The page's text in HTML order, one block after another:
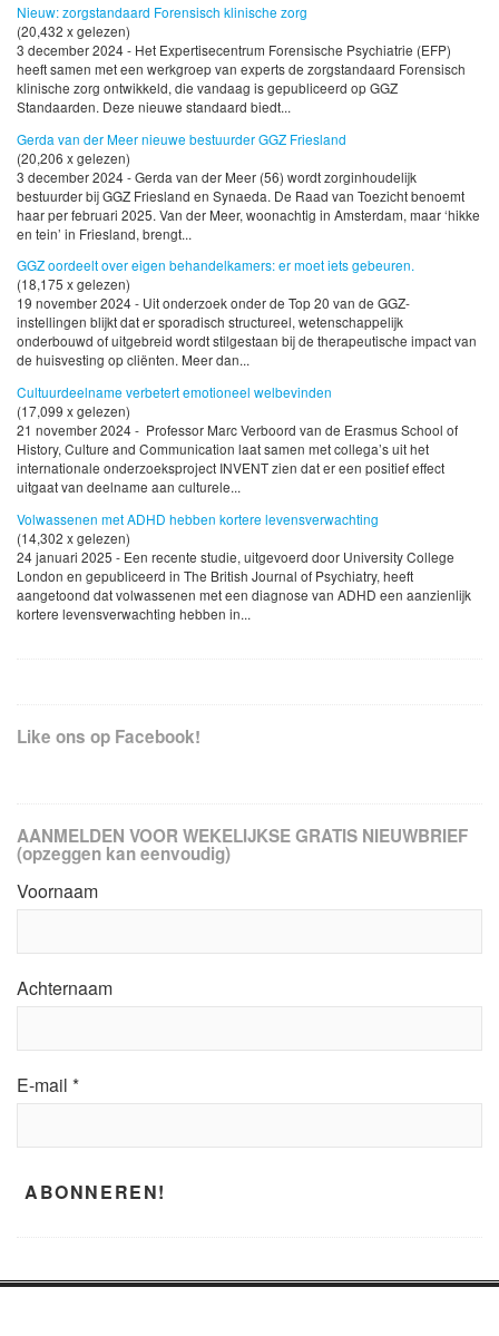
Nieuw: zorgstandaard Forensisch klinische zorg
(20,432 x gelezen)
3 december 2024 - Het Expertisecentrum Forensische Psychiatrie (EFP)
heeft samen met een werkgroep van experts de zorgstandaard Forensisch
klinische zorg ontwikkeld, die vandaag is gepubliceerd op GGZ
Standaarden. Deze nieuwe standaard biedt...
Gerda van der Meer nieuwe bestuurder GGZ Friesland
(20,206 x gelezen)
3 december 2024 - Gerda van der Meer (56) wordt zorginhoudelijk
bestuurder bij GGZ Friesland en Synaeda. De Raad van Toezicht benoemt
haar per februari 2025. Van der Meer, woonachtig in Amsterdam, maar ‘hikke
en tein’ in Friesland, brengt...
GGZ oordeelt over eigen behandelkamers: er moet iets gebeuren.
(18,175 x gelezen)
19 november 2024 - Uit onderzoek onder de Top 20 van de GGZ-
instellingen blijkt dat er sporadisch structureel, wetenschappelijk
onderbouwd of uitgebreid wordt stilgestaan bij de therapeutische impact van
de huisvesting op cliënten. Meer dan...
Cultuurdeelname verbetert emotioneel welbevinden
(17,099 x gelezen)
21 november 2024 - Professor Marc Verboord van de Erasmus School of
History, Culture and Communication laat samen met collega’s uit het
internationale onderzoeksproject INVENT zien dat er een positief effect
uitgaat van deelname aan culturele...
Volwassenen met ADHD hebben kortere levensverwachting
(14,302 x gelezen)
24 januari 2025 - Een recente studie, uitgevoerd door University College
London en gepubliceerd in The British Journal of Psychiatry, heeft
aangetoond dat volwassenen met een diagnose van ADHD een aanzienlijk
kortere levensverwachting hebben in...
Like ons op Facebook!
AANMELDEN VOOR WEKELIJKSE GRATIS NIEUWBRIEF
(opzeggen kan eenvoudig)
Voornaam
Achternaam
E-mail *